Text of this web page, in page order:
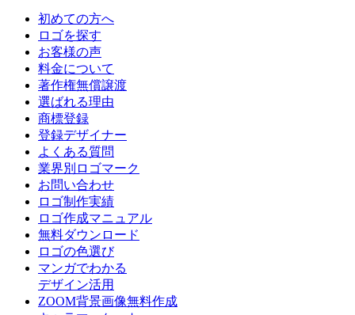
初めての方へ
ロゴを探す
お客様の声
料金について
著作権無償譲渡
選ばれる理由
商標登録
登録デザイナー
よくある質問
業界別ロゴマーク
お問い合わせ
ロゴ制作実績
ロゴ作成マニュアル
無料ダウンロード
ロゴの色選び
マンガでわかる
デザイン活用
ZOOM背景画像無料作成